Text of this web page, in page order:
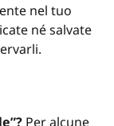
nel tuo
né salvate
Per alcune